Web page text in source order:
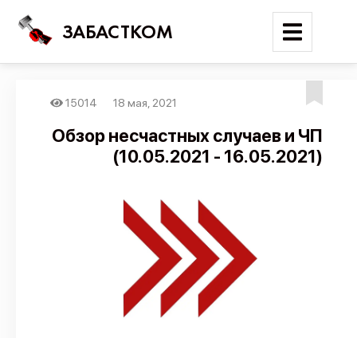
ЗАБАСТКОМ
Поиск
Карта событий
Трудовые конфликты
Отчеты
Предложить публикацию
15014 18 мая, 2021
Обзор несчастных случаев и ЧП
(10.05.2021 - 16.05.2021)